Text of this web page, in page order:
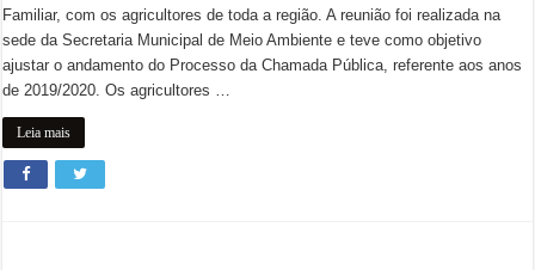
Familiar, com os agricultores de toda a região. A reunião foi realizada na
sede da Secretaria Municipal de Meio Ambiente e teve como objetivo
ajustar o andamento do Processo da Chamada Pública, referente aos anos
de 2019/2020. Os agricultores …
Leia mais